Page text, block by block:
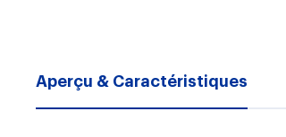
Aperçu & Caractéristiques